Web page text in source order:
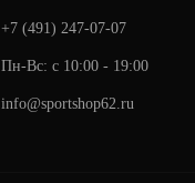
+7 (491) 247-07-07
Пн-Вс: с 10:00 - 19:00
info@sportshop62.ru